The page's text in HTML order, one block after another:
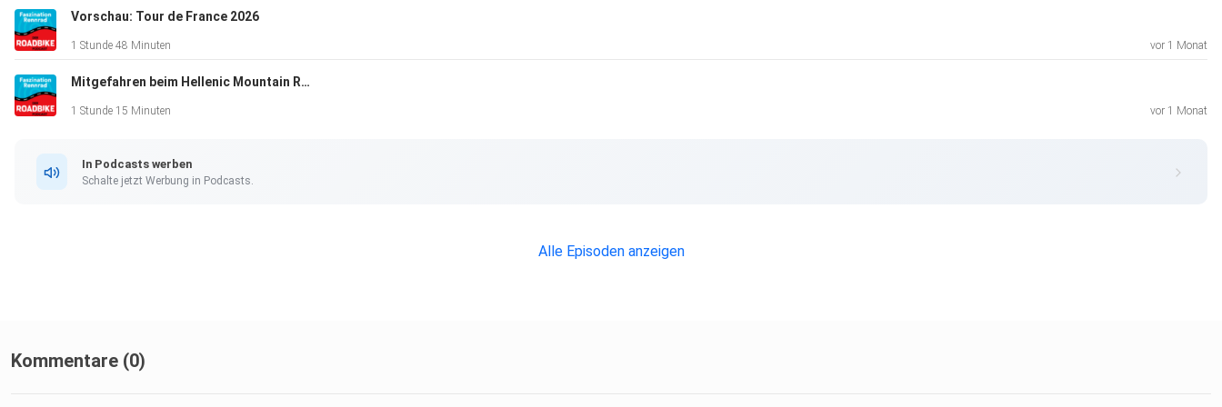
Vorschau: Tour de France 2026
1 Stunde 48 Minuten vor 1 Monat
Mitgefahren beim Hellenic Mountain Race
1 Stunde 15 Minuten vor 1 Monat
In Podcasts werben
Schalte jetzt Werbung in Podcasts.
Alle Episoden anzeigen
Kommentare (0)